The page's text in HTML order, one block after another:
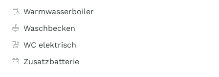
Warmwasserboiler
Waschbecken
WC elektrisch
Zusatzbatterie